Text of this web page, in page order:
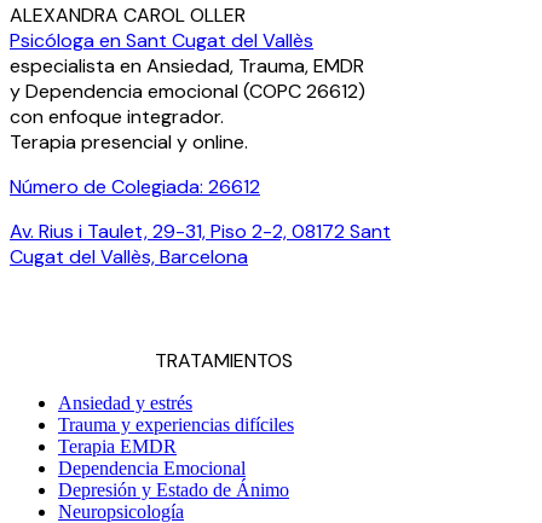
ALEXANDRA CAROL OLLER
Psicóloga en Sant Cugat del Vallès
especialista en Ansiedad, Trauma, EMDR
y Dependencia emocional (COPC 26612)
con enfoque integrador.
Terapia presencial y online.
Número de Colegiada: 26612
Av. Rius i Taulet, 29-31, Piso 2-2, 08172 Sant
Cugat del Vallès, Barcelona
TRATAMIENTOS
Ansiedad y estrés
Trauma y experiencias difíciles
Terapia EMDR
Dependencia Emocional
Depresión y Estado de Ánimo
Neuropsicología